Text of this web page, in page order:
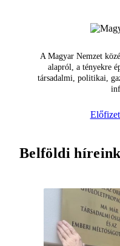
A Magyar Nemzet
alapról, a tényekre
társadalmi, politikai,
Belföldi híreink